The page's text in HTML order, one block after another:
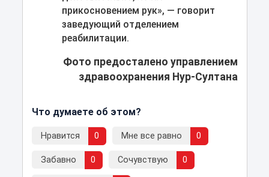
прикосновением рук», — говорит
заведующий отделением
реабилитации.
Фото предосталено управлением
здравоохранения Нур-Султана
Что думаете об этом?
Нравится 0 Мне все равно 0
Забавно 0 Сочувствую 0